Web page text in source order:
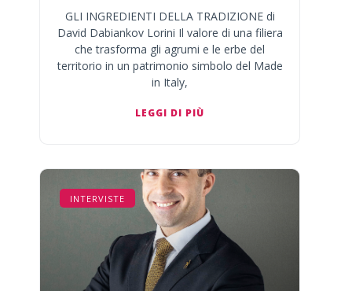
GLI INGREDIENTI DELLA TRADIZIONE di
David Dabiankov Lorini Il valore di una filiera
che trasforma gli agrumi e le erbe del
territorio in un patrimonio simbolo del Made
in Italy,
LEGGI DI PIÙ
INTERVISTE